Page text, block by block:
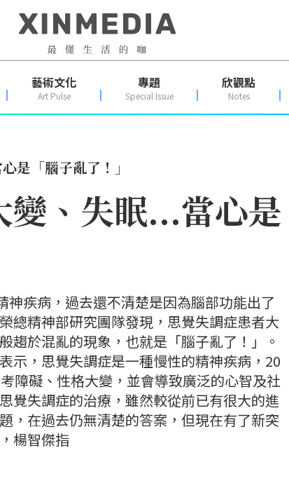
藝術文化
Art Pulse
專題
Special Issue
欣觀點
Notes
是「腦子亂了！」
、失眠...當心是
疾病，過去還不清楚是因為腦部功能出了
總精神部研究團隊發現，思覺失調症患者大
趨於混亂的現象，也就是「腦子亂了！」。
示，思覺失調症是一種慢性的精神疾病，20
障礙、性格大變，並會導致廣泛的心智及社
覺失調症的治療，雖然較從前已有很大的進
，在過去仍無清楚的答案，但現在有了新突
楊智傑指